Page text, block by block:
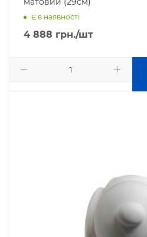
Є в наявності
4 888 грн./шт